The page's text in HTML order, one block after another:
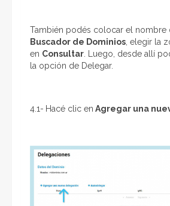
También podés colocar el nombre
Buscador de Dominios , elegir la
en Consultar . Luego, desde allí
la opción de Delegar.
4.1- Hacé clic en Agregar una